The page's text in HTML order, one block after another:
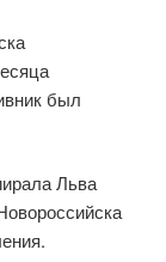
был
Льва